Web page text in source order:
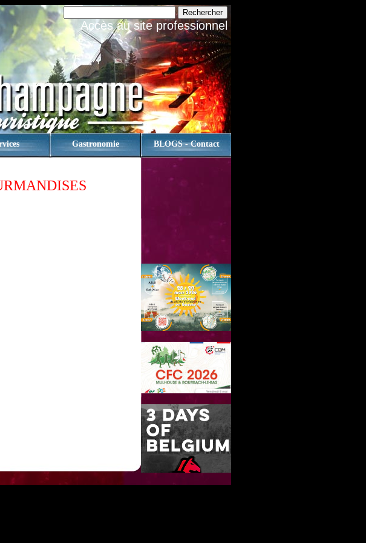
Accès au site professionnel
Gastronomie BLOGS - Contact